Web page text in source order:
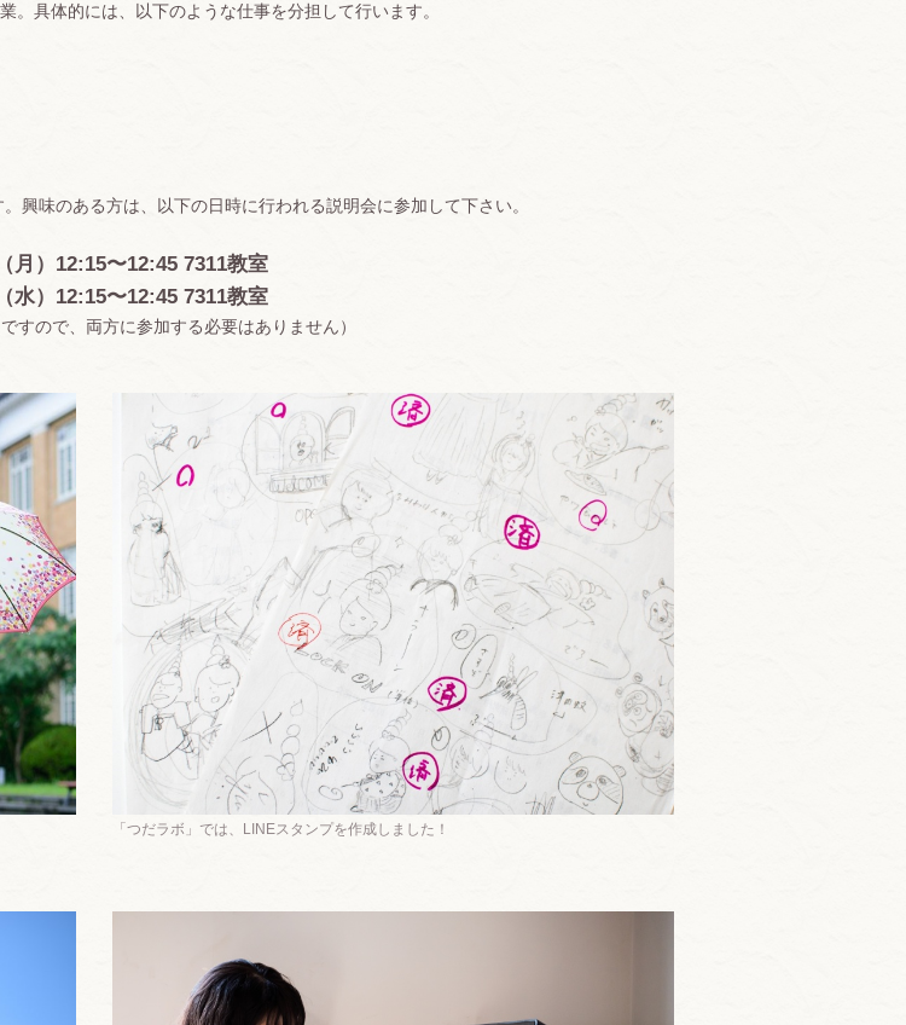
。具体的には、以下のような仕事を分担して行います。
興味のある方は、以下の日時に行われる説明会に参加して下さい。
月）12:15〜12:45 7311教室
水）12:15〜12:45 7311教室
すので、両方に参加する必要はありません）
「つだラボ」では、LINEスタンプを作成しました！